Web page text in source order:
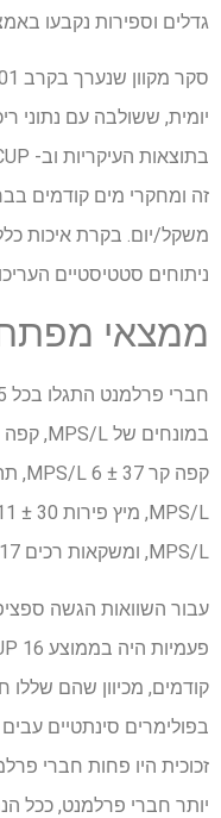
גדלים וספירות נקבעו
זה ומחקרי מים קודמים
משקל/יום. בקרת איכות
ניתוחים סטטיסטיים
ממצאי
MPS/L, ומשקאות רכים 17 ± 4 MPS/L.
עבור השוואות הגשה
קודמים, מכיוון שהם
זכוכית היו פחות חברי
יותר חברי פרלמנט, ככל